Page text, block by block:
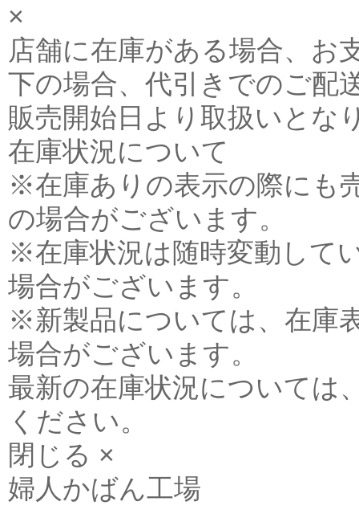
×
店舗に在庫がある場合、お
下の場合、代引きでのご配
販売開始日より取扱いとな
在庫状況について
※在庫ありの表示の際にも
の場合がございます。
※在庫状況は随時変動して
場合がございます。
※新製品については、在庫
場合がございます。
最新の在庫状況については
ください。
閉じる ×
婦人かばん工場